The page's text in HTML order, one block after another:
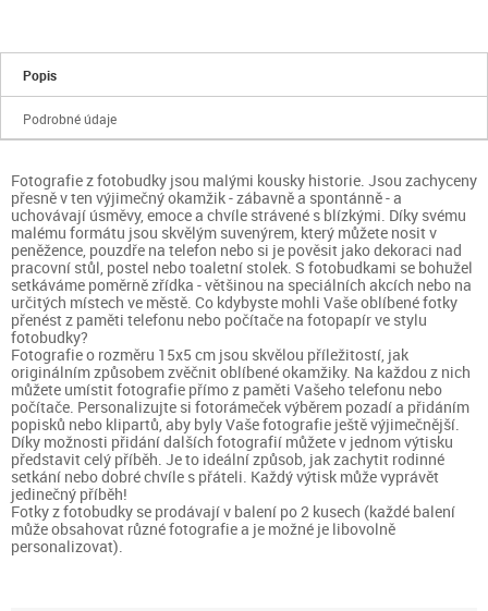
Popis
Podrobné údaje
Fotografie z fotobudky jsou malými kousky historie. Jsou zachyceny
přesně v ten výjimečný okamžik - zábavně a spontánně - a
uchovávají úsměvy, emoce a chvíle strávené s blízkými. Díky svému
malému formátu jsou skvělým suvenýrem, který můžete nosit v
peněžence, pouzdře na telefon nebo si je pověsit jako dekoraci nad
pracovní stůl, postel nebo toaletní stolek. S fotobudkami se bohužel
setkáváme poměrně zřídka - většinou na speciálních akcích nebo na
určitých místech ve městě. Co kdybyste mohli Vaše oblíbené fotky
přenést z paměti telefonu nebo počítače na fotopapír ve stylu
fotobudky?
Fotografie o rozměru 15x5 cm jsou skvělou příležitostí, jak
originálním způsobem zvěčnit oblíbené okamžiky. Na každou z nich
můžete umístit fotografie přímo z paměti Vašeho telefonu nebo
počítače. Personalizujte si fotorámeček výběrem pozadí a přidáním
popisků nebo klipartů, aby byly Vaše fotografie ještě výjimečnější.
Díky možnosti přidání dalších fotografií můžete v jednom výtisku
představit celý příběh. Je to ideální způsob, jak zachytit rodinné
setkání nebo dobré chvíle s přáteli. Každý výtisk může vyprávět
jedinečný příběh!
Fotky z fotobudky se prodávají v balení po 2 kusech (každé balení
může obsahovat různé fotografie a je možné je libovolně
personalizovat).